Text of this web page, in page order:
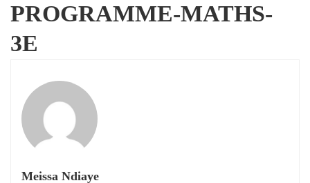
PROGRAMME-MATHS-
3E
Meissa Ndiaye